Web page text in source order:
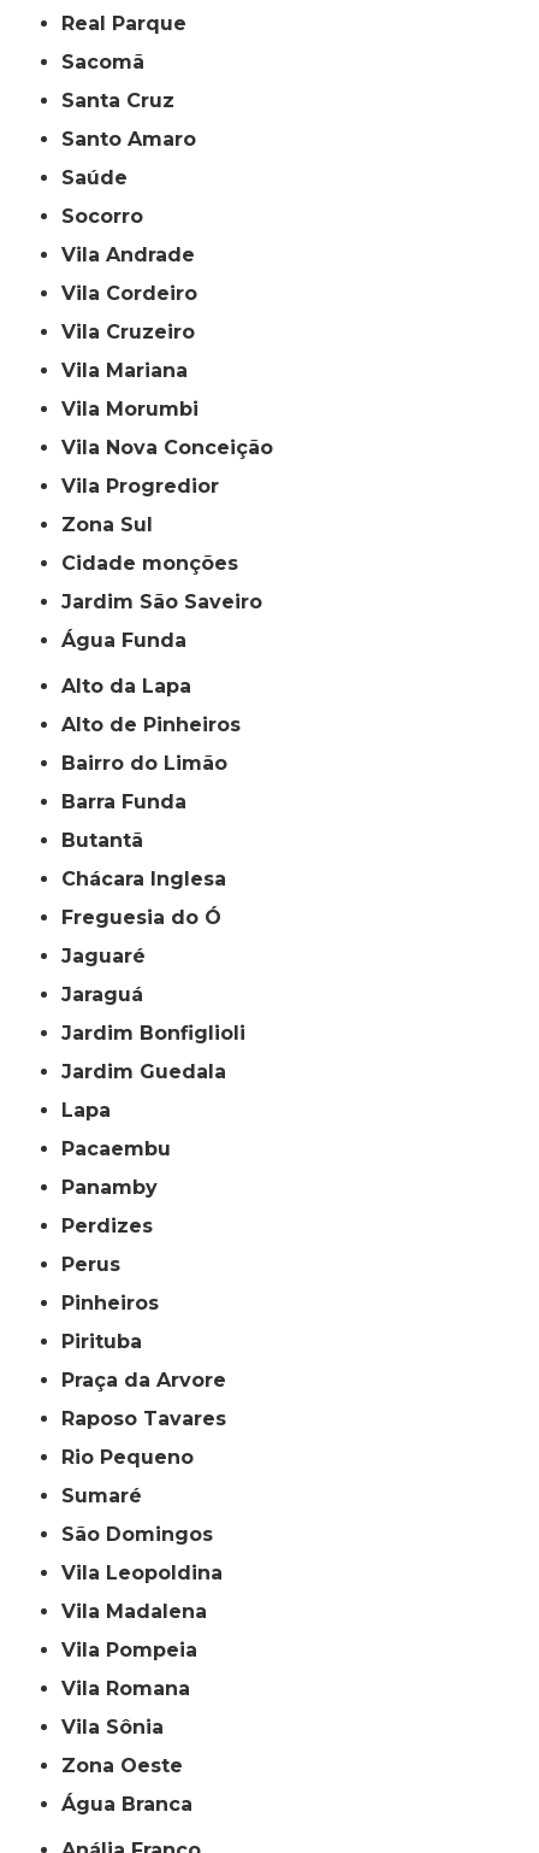
Real Parque
Sacomã
Santa Cruz
Santo Amaro
Saúde
Socorro
Vila Andrade
Vila Cordeiro
Vila Cruzeiro
Vila Mariana
Vila Morumbi
Vila Nova Conceição
Vila Progredior
Zona Sul
cidade monções
jardim São Saveiro
Água Funda
Alto da Lapa
Alto de Pinheiros
Bairro do Limão
Barra Funda
Butantã
Chácara Inglesa
Freguesia do Ó
Jaguaré
Jaraguá
Jardim Bonfiglioli
Jardim Guedala
Lapa
Pacaembu
Panamby
Perdizes
Perus
Pinheiros
Pirituba
Praça da Arvore
Raposo Tavares
Rio Pequeno
Sumaré
São Domingos
Vila Leopoldina
Vila Madalena
Vila Pompeia
Vila Romana
Vila Sônia
Zona Oeste
Água Branca